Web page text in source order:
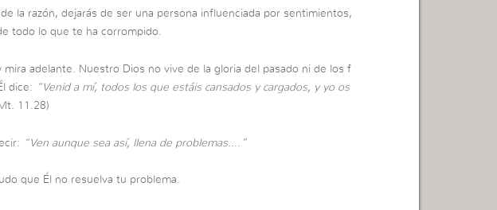
la razón, dejarás de ser una persona influenciada por sentimientos,
todo lo que te ha corrompido.
mira adelante. Nuestro Dios no vive de la gloria del pasado ni de los f
dice:
“Venid a mí, todos los que estáis cansados y cargados, y yo os
11.28)
“Ven aunque sea así, llena de problemas….”
que Él no resuelva tu problema.